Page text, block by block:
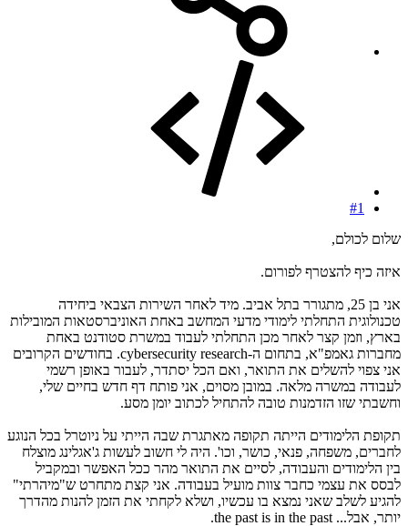
#1
שלום לכולם,
איזה כיף להצטרף לפורום.
אני בן 25, מתגורר בתל אביב. מיד לאחר השירות הצבאי ביחידה
טכנולוגית התחלתי לימודי מדעי המחשב באחת האוניברסטאות המובילות
בארץ, וזמן קצר לאחר מכן התחלתי לעבוד במשרת סטודנט באחת
מחברות גאמפ"א, בתחום ה-cybersecurity research. בחודשים הקרובים
אני צפוי להשלים את התואר, ואם הכל יסתדר, לעבור באופן רשמי
לעבודה במשרה מלאה. במובן מסוים, אני פותח דף חדש בחיים שלי,
וחשבתי שזו הזדמנות טובה להתחיל לכתוב יומן מסע.
תקופת הלימודים הייתה תקופה מאתגרת שבה הייתי על ניוטרל בכל הנוגע
לחברים, משפחה, פנאי, כושר, וכו'. היה לי חשוב לעשות ג'אגלינג מוצלח
בין הלימודים והעבודה, לסיים את התואר מהר ככל האפשר ובמקביל
לבסס את עצמי כחבר צוות מועיל בעבודה. אני קצת מתחרט ש"מיהרתי"
להגיע לשלב שאני נמצא בו עכשיו, ושלא לקחתי את הזמן להנות מהדרך
יותר, אבל... the past is in the past.